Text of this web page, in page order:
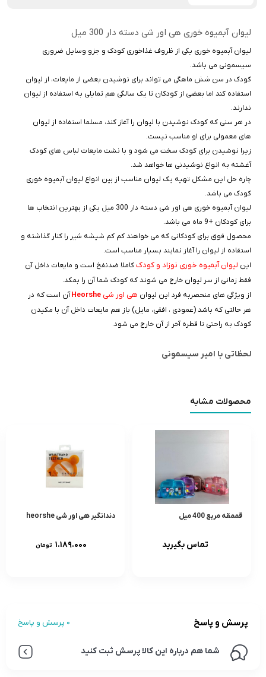
لیوان آبمیوه خوری هی اور شی دسته دار 300 میل
لیوان آبمیوه خوری یکی از ظروف غذاخوری کودک و جزو وسایل ضروری
سیسمونی می باشد.
کودک در سن شش ماهگی می تواند برای نوشیدن بعضی از مایعات، از لیوان
استفاده کند اما بعضی از کودکان تا یک سالگی هم تمایلی به استفاده از لیوان
ندارند.
در هر سنی که کودک نوشیدن با لیوان را آغاز کند، مسلما استفاده از لیوان
های معمولی برای او مناسب نیست.
زیرا نوشیدن برای کودک سخت می شود و با نشت مایعات لباس های کودک
آغشته به انواع نوشیدنی ها خواهد شد.
چاره حل این مشکل تهیه یک لیوان مناسب از بین انواع لیوان آبمیوه خوری
کودک می باشد.
لیوان آبمیوه خوری هی اور شی دسته دار 300 میل یکی از بهترین انتخاب ها
برای کودکان +9 ماه می باشد.
محصول فوق برای کودکانی که می خواهند کم کم شیشه شیر را کنار گذاشته و
استفاده از لیوان را آغاز نمایند بسیار مناسب است.
این لیوان آبمیوه خوری نوزاد و کودککاملا ضدنفخ است و مایعات داخل آن
فقط زمانی از سر لیوان خارج می شوند که کودک شما آن را بمکد.
از ویژگی های منحصربه فرد این لیوان هی اور شی Heorsheآن است که در
هر حالتی که باشد (عمودی ، افقی، مایل) باز هم مایعات داخل آن با مکیدن
کودک به راحتی تا قطره آخر از آن خارج می شود.
لحظاتی با امیر سیسمونی
محصولات مشابه
قممقه مربع 400 میل
تماس بگیرید
دندانگير هی اور شی heorshe
۱.۱۸۹.۰۰۰ تومان
پرسش و پاسخ 0 پرسش و پاسخ
شما هم درباره این کالا پرسش ثبت کنید